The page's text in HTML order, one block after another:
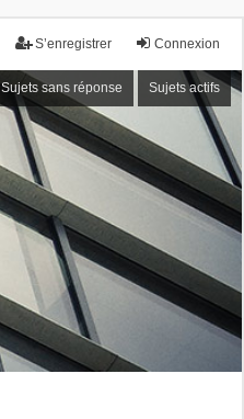
Connexion
S’enregistrer
Sujets sans réponse Sujets actifs